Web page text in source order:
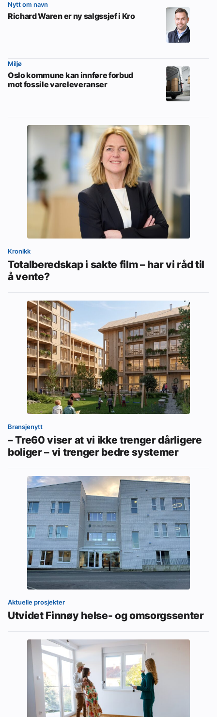
Nytt om navn
Richard Waren er ny salgssjef i Kro
Miljø
Oslo kommune kan innføre forbud
mot fossile vareleveranser
Kronikk
Totalberedskap i sakte film – har vi råd til
å vente?
Bransjenytt
– Tre60 viser at vi ikke trenger dårligere
boliger – vi trenger bedre systemer
Aktuelle prosjekter
Utvidet Finnøy helse- og omsorgssenter